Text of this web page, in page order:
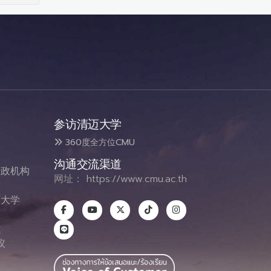
机构
学
参访清迈大学
360度全方位CMU
沟通交流渠道
网址： https://www.cmu.ac.th